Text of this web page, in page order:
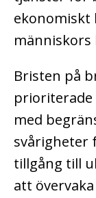
ekonomiskt
människors
Bristen på
prioriterade
med
svårigheter
tillgång till
att